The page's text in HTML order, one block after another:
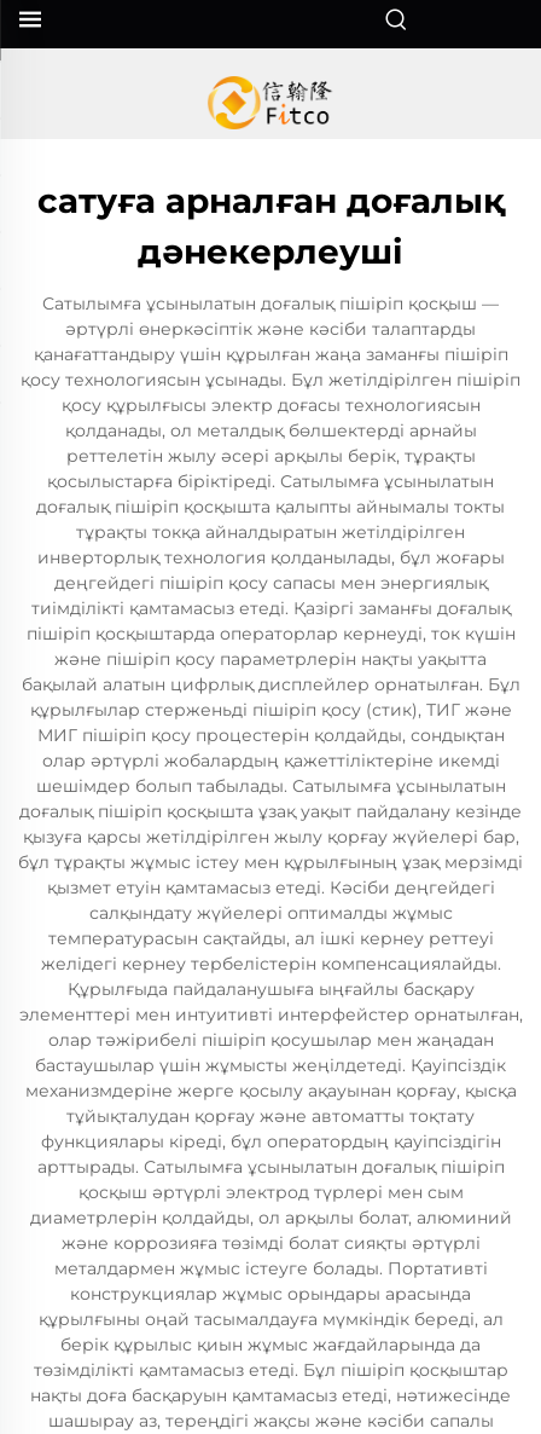
сатуға арналған доғалық
дәнекерлеуші
Сатылымға ұсынылатын доғалық пішіріп қосқыш —
әртүрлі өнеркәсіптік және кәсіби талаптарды
қанағаттандыру үшін құрылған жаңа заманғы пішіріп
қосу технологиясын ұсынады. Бұл жетілдірілген пішіріп
қосу құрылғысы электр доғасы технологиясын
қолданады, ол металдық бөлшектерді арнайы
реттелетін жылу әсері арқылы берік, тұрақты
қосылыстарға біріктіреді. Сатылымға ұсынылатын
доғалық пішіріп қосқышта қалыпты айнымалы токты
тұрақты токқа айналдыратын жетілдірілген
инверторлық технология қолданылады, бұл жоғары
деңгейдегі пішіріп қосу сапасы мен энергиялық
тиімділікті қамтамасыз етеді. Қазіргі заманғы доғалық
пішіріп қосқыштарда операторлар кернеуді, ток күшін
және пішіріп қосу параметрлерін нақты уақытта
бақылай алатын цифрлық дисплейлер орнатылған. Бұл
құрылғылар стерженьді пішіріп қосу (стик), ТИГ және
МИГ пішіріп қосу процестерін қолдайды, сондықтан
олар әртүрлі жобалардың қажеттіліктеріне икемді
шешімдер болып табылады. Сатылымға ұсынылатын
доғалық пішіріп қосқышта ұзақ уақыт пайдалану кезінде
қызуға қарсы жетілдірілген жылу қорғау жүйелері бар,
бұл тұрақты жұмыс істеу мен құрылғының ұзақ мерзімді
қызмет етуін қамтамасыз етеді. Кәсіби деңгейдегі
салқындату жүйелері оптималды жұмыс
температурасын сақтайды, ал ішкі кернеу реттеуі
желідегі кернеу тербелістерін компенсациялайды.
Құрылғыда пайдаланушыға ыңғайлы басқару
элементтері мен интуитивті интерфейстер орнатылған,
олар тәжірибелі пішіріп қосушылар мен жаңадан
бастаушылар үшін жұмысты жеңілдетеді. Қауіпсіздік
механизмдеріне жерге қосылу ақауынан қорғау, қысқа
тұйықталудан қорғау және автоматты тоқтату
функциялары кіреді, бұл оператордың қауіпсіздігін
арттырады. Сатылымға ұсынылатын доғалық пішіріп
қосқыш әртүрлі электрод түрлері мен сым
диаметрлерін қолдайды, ол арқылы болат, алюминий
және коррозияға төзімді болат сияқты әртүрлі
металдармен жұмыс істеуге болады. Портативті
конструкциялар жұмыс орындары арасында
құрылғыны оңай тасымалдауға мүмкіндік береді, ал
берік құрылыс қиын жұмыс жағдайларында да
төзімділікті қамтамасыз етеді. Бұл пішіріп қосқыштар
нақты доға басқаруын қамтамасыз етеді, нәтижесінде
шашырау аз, тереңдігі жақсы және кәсіби сапалы